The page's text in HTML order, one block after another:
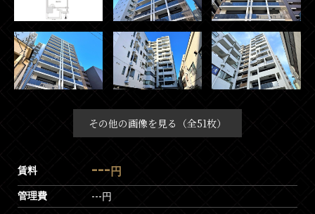
その他の画像を見る（全51枚）
賃料 --- 円
管理費 ---円